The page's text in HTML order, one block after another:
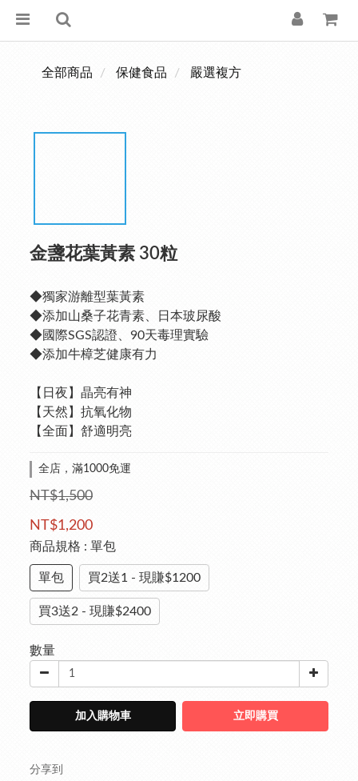
全部商品 保健食品 嚴選複方
金盞花葉黃素 30粒
◆獨家游離型葉黃素
◆添加山桑子花青素、日本玻尿酸
◆國際SGS認證、90天毒理實驗
◆添加牛樟芝健康有力
【日夜】晶亮有神
【天然】抗氧化物
【全面】舒適明亮
全店，滿1000免運
NT$1,500
NT$1,200
商品規格 : 單包
單包 買2送1 - 現賺$1200
買3送2 - 現賺$2400
數量
加入購物車 立即購買
分享到